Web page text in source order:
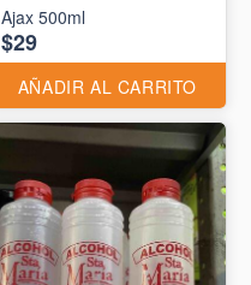
Ajax 500ml
$29
AÑADIR AL CARRITO